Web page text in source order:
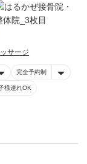
サージ
完全予約制
様連れOK